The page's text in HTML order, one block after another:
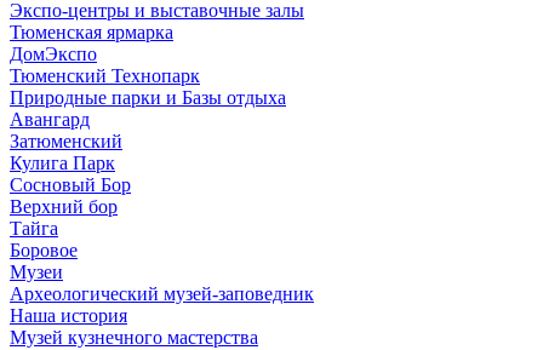
Экспо-центры и выставочные залы
Тюменская ярмарка
ДомЭкспо
Тюменский Технопарк
Природные парки и Базы отдыха
Авангард
Затюменский
Кулига Парк
Сосновый Бор
Верхний бор
Тайга
Боровое
Музеи
Археологический музей-заповедник
Наша история
Музей кузнечного мастерства